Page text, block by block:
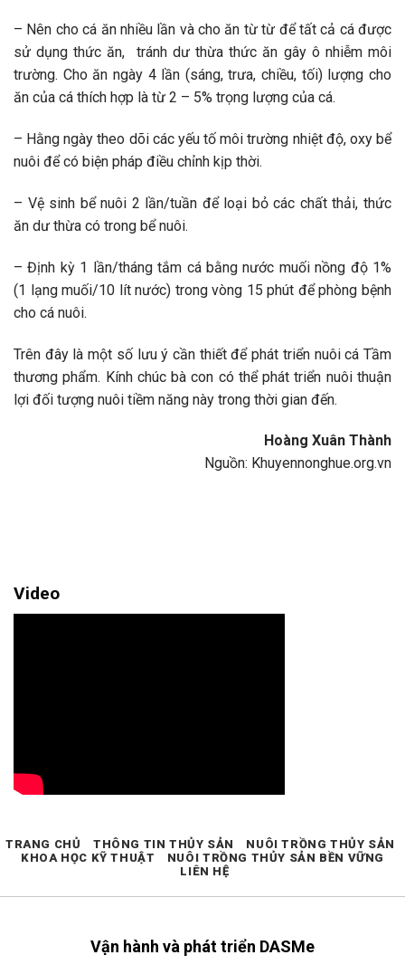
– Nên cho cá ăn nhiều lần và cho ăn từ từ để tất cả cá được
sử dụng thức ăn, tránh dư thừa thức ăn gây ô nhiễm môi
trường. Cho ăn ngày 4 lần (sáng, trưa, chiều, tối) lượng cho
ăn của cá thích hợp là từ 2 – 5% trọng lượng của cá.
– Hằng ngày theo dõi các yếu tố môi trường nhiệt độ, oxy bể
nuôi để có biện pháp điều chỉnh kịp thời.
– Vệ sinh bể nuôi 2 lần/tuần để loại bỏ các chất thải, thức
ăn dư thừa có trong bể nuôi.
– Định kỳ 1 lần/tháng tắm cá bằng nước muối nồng độ 1%
(1 lạng muối/10 lít nước) trong vòng 15 phút để phòng bệnh
cho cá nuôi.
Trên đây là một số lưu ý cần thiết để phát triển nuôi cá Tầm
thương phẩm. Kính chúc bà con có thể phát triển nuôi thuận
lợi đối tượng nuôi tiềm năng này trong thời gian đến.
Hoàng Xuân Thành
Nguồn: Khuyennonghue.org.vn
Video
Vận hành và phát triển DASMe
TRANG CHỦ THÔNG TIN THỦY SẢN
NUÔI TRỒNG THỦY SẢN
KHOA HỌC KỸ THUẬT
NUÔI TRỒNG THỦY SẢN BỀN VỮNG
LIÊN HỆ